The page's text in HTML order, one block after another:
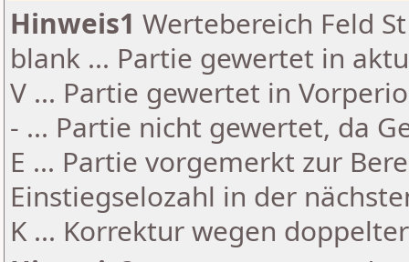
Hinweis1 Wertebereich Feld
blank ... Partie gewertet in
V ... Partie gewertet in
- ... Partie nicht gewertet, da
E ... Partie vorgemerkt zur
Einstiegselozahl in der
K ... Korrektur wegen